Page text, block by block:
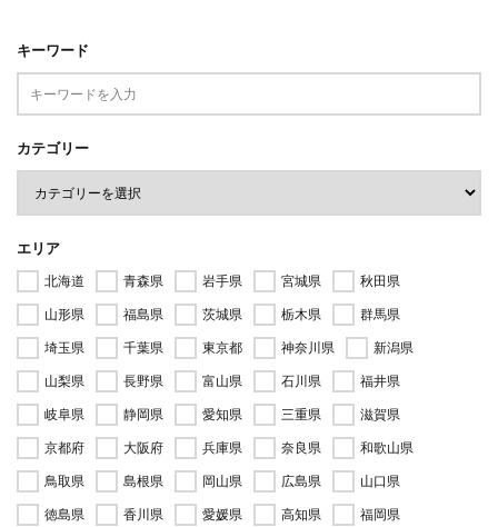
キーワード
カテゴリー
エリア
北海道 青森県 岩手県 宮城県
秋田県
山形県
福島県 茨城県 栃木県
群馬県
埼玉県
千葉県 東京都 神奈川県
新潟県
山梨県
長野県 富山県 石川県
福井県
岐阜県
静岡県 愛知県 三重県
滋賀県
京都府
大阪府 兵庫県 奈良県
和歌山県
鳥取県
島根県 岡山県 広島県
山口県
徳島県
香川県 愛媛県 高知県
福岡県